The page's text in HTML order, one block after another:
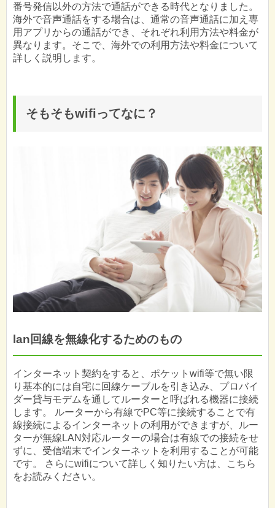
番号発信以外の方法で通話ができる時代となりました。
海外で音声通話をする場合は、通常の音声通話に加え専
用アプリからの通話ができ、それぞれ利用方法や料金が
異なります。そこで、海外での利用方法や料金について
詳しく説明します。
そもそもwifiってなに？
lan回線を無線化するためのもの
インターネット契約をすると、ポケットwifi等で無い限
り基本的には自宅に回線ケーブルを引き込み、プロバイ
ダー貸与モデムを通してルーターと呼ばれる機器に接続
します。 ルーターから有線でPC等に接続することで有
線接続によるインターネットの利用ができますが、ルー
ターが無線LAN対応ルーターの場合は有線での接続をせ
ずに、受信端末でインターネットを利用することが可能
です。 さらにwifiについて詳しく知りたい方は、こちら
をお読みください。